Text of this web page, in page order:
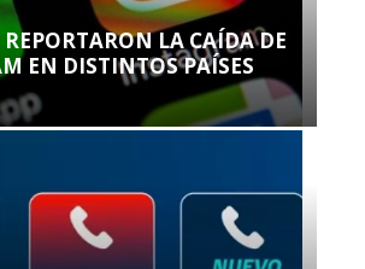
LA CAÍDA DE
EN DISTINTOS PAÍSES